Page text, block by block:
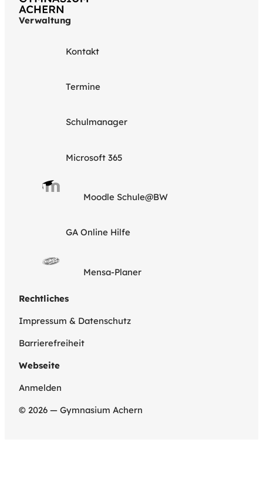
Verwaltung
Kontakt
Termine
Schulmanager
Microsoft 365
Moodle Schule@BW
GA Online Hilfe
Mensa-Planer
Rechtliches
Impressum & Datenschutz
Barrierefreiheit
Webseite
Anmelden
© 2026 — Gymnasium Achern